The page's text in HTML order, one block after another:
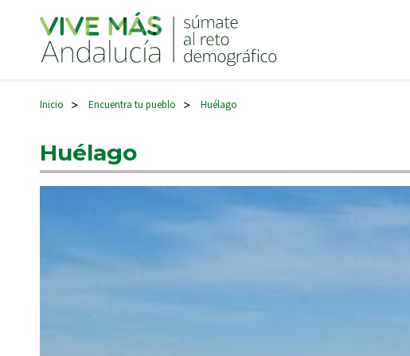
Navegación principal
Inicio > Encuentra tu pueblo > Huélago
Huélago